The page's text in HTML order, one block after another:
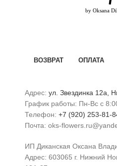
ВОЗВРАТ ОПЛАТА
Адрес: ул. Звездинка 12а,
График работы: Пн-Вс с
Телефон: +7 (920) 253-81-
Почта: oks-
ИП Диканская Оксана
Адрес: 603065 г. Нижний